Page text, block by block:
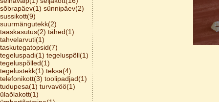
sõbrapäev(1) sünnipäev(2)
sussikott(9)
suurmängutekk(2)
taaskasutus(2) tähed(1)
tahvelarvuti(1)
taskutegatopsid(7)
tegeluspadi(1) tegeluspõll(1)
tegeluspõlled(1)
tegelustekk(1) teksa(4)
telefonikott(3) toolipadjad(1)
tudupesa(1) turvavöö(1)
ülaõlakott(1)